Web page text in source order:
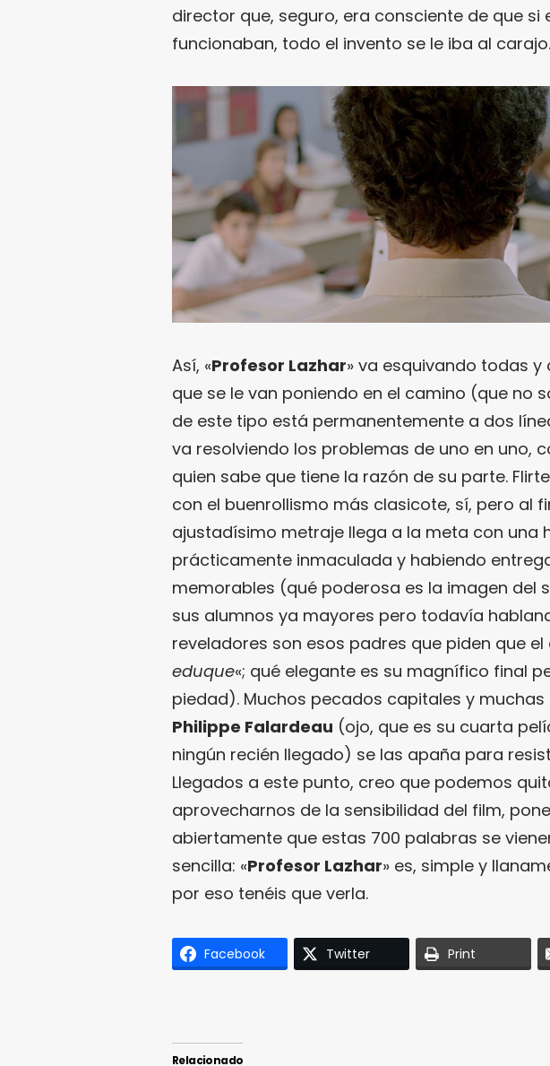
director que, seguro, era consciente de que
funcionaban, todo el invento se le iba al carajo.
Así, «Profesor Lazhar» va esquivando todas
que se le van poniendo en el camino (que no
de este tipo está permanentemente a dos
va resolviendo los problemas de uno en uno,
quien sabe que tiene la razón de su parte.
con el buenrollismo más clasicote, sí, pero al
ajustadísimo metraje llega a la meta con una
prácticamente inmaculada y habiendo
memorables (qué poderosa es la imagen del
sus alumnos ya mayores pero todavía
reveladores son esos padres que piden que el
eduque«; qué elegante es su magnífico final
piedad). Muchos pecados capitales y
Philippe Falardeau (ojo, que es su cuarta
ningún recién llegado) se las apaña para
Llegados a este punto, creo que podemos
aprovecharnos de la sensibilidad del film,
abiertamente que estas 700 palabras se
sencilla: «Profesor Lazhar» es, simple y
por eso tenéis que verla.
Facebook Twitter Print
Relacionado